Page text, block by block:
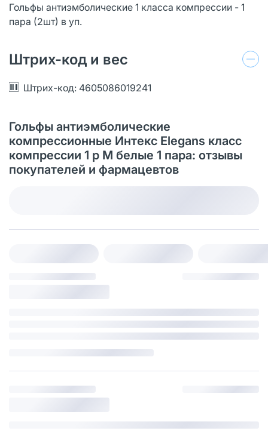
Гольфы антиэмболические 1 класса компрессии - 1
пара (2шт) в уп.
Штрих-код и вес
Штрих-код: 4605086019241
Гольфы антиэмболические
компрессионные Интекс Elegans класс
компрессии 1 р M белые 1 пара: отзывы
покупателей и фармацевтов